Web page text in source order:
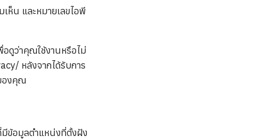
ห็น และหมายเลขไอพี
ดูว่าคุณใช้งานหรือไม่
หลังจากได้รับการ
องคุณ
ข้อมูลตำแหน่งที่ตั้งฝัง